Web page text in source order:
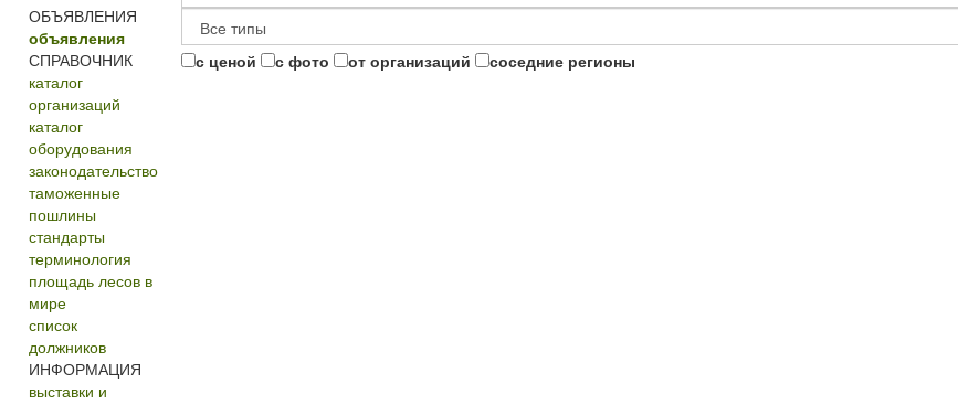
ОБЪЯВЛЕНИЯ
объявления
СПРАВОЧНИК
каталог
организаций
каталог
оборудования
законодательство
таможенные
пошлины
стандарты
терминология
площадь лесов в
мире
список
должников
ИНФОРМАЦИЯ
выставки и
с ценой с фото от организаций соседние регионы